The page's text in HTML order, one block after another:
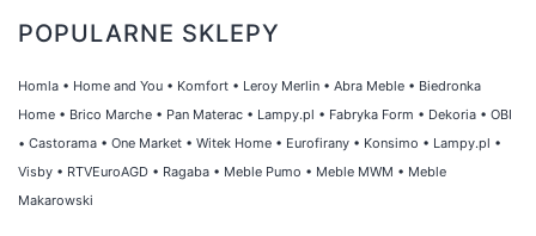
POPULARNE SKLEPY
Homla • Home and You • Komfort • Leroy Merlin • Abra Meble • Biedronka
Home • Brico Marche • Pan Materac • Lampy.pl • Fabryka Form • Dekoria • OBI
• Castorama • One Market • Witek Home • Eurofirany • Konsimo • Lampy.pl •
Visby • RTVEuroAGD • Ragaba • Meble Pumo • Meble MWM • Meble
Makarowski